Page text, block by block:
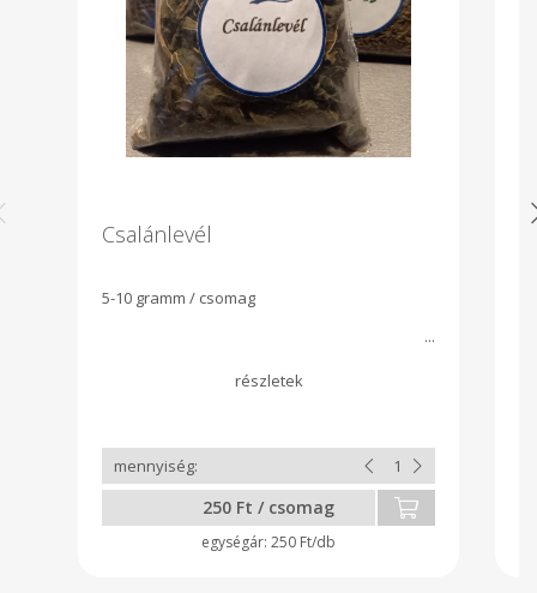
Csalánlevél
5-10 gramm / csomag
250 Ft / csomag
250 Ft/db